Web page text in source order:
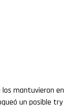
los mantuvieron en
un posible try